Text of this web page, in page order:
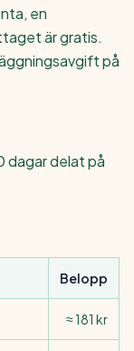
en
är gratis.
på
dagar delat på
Belopp
≈ 181 kr